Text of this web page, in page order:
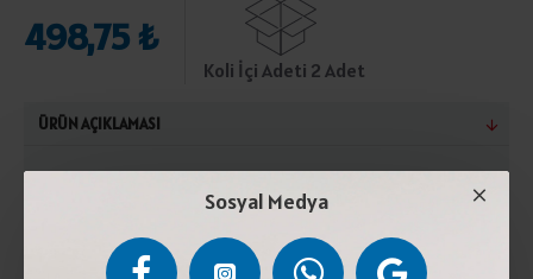
Sosyal Medya
498,75 ₺
Koli İçi Adeti 2 Adet
ÜRÜN AÇIKLAMASI
Piliç eti, patates nişastası, tuz, baharat karışımı, süt
proteini, tütsü aroması, stabilizatör (sodyum
polifosfat), antioksidan (askorbik asit), koruyucu
(sodyum nitrit). 0°C ile 4°C arasında saklayınız. Süt